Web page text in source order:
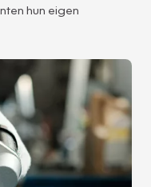
hun eigen